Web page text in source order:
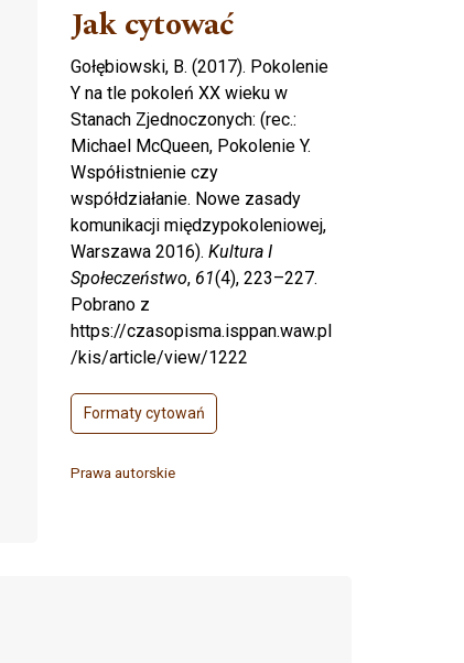
Jak cytować
Gołębiowski, B. (2017). Pokolenie
Y na tle pokoleń XX wieku w
Stanach Zjednoczonych: (rec.:
Michael McQueen, Pokolenie Y.
Współistnienie czy
współdziałanie. Nowe zasady
komunikacji międzypokoleniowej,
Warszawa 2016). Kultura I
Społeczeństwo, 61(4), 223–227.
Pobrano z
https://czasopisma.isppan.waw.pl
/kis/article/view/1222
Formaty cytowań
Prawa autorskie